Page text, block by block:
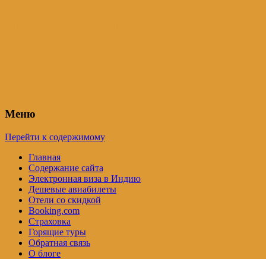
Меню
Перейти к содержимому
Главная
Содержание сайта
Электронная виза в Индию
Дешевые авиабилеты
Отели со скидкой
Booking.com
Страховка
Горящие туры
Обратная связь
О блоге